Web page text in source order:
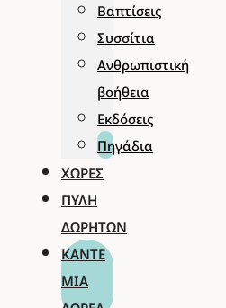
Βαπτίσεις
Συσσίτια
Ανθρωπιστική
βοήθεια
Εκδόσεις
Πηγάδια
ΧΏΡΕΣ
ΠΎΛΗ
ΔΩΡΗΤΏΝ
ΚΆΝΤΕ
ΜΊΑ